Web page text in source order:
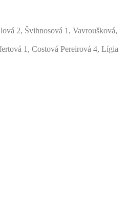
2, Švihnosová 1, Vavroušková,
1, Costová Pereirová 4, Lígia